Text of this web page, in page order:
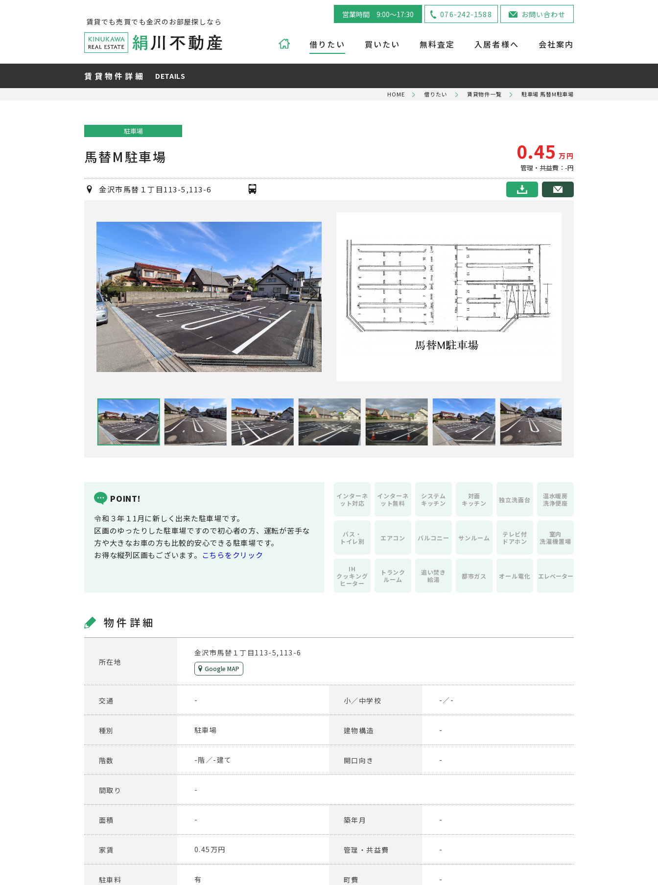
賃貸でも売買でも金沢のお部屋探しなら
借りたい 買いたい 無料査定 入居者様へ 会社案内
営業時間 9:00～17:30 076-242-1588 お問い合わせ
賃貸物件詳細 DETAILS
HOME 借りたい 賃貸物件一覧 駐車場 馬替M駐車場
馬替M駐車場
駐車場
0.45 万円
管理・共益費：-円
金沢市馬替１丁目113-5,113-6
POINT!
令和３年１1月に新しく出来た駐車場です。
区画のゆったりした駐車場ですので初心者の方、運転が苦手な
方や大きなお車の方も比較的安心できる駐車場です。
お得な縦列区画もございます。 こちらをクリック
インターネ
ット対応
インターネ
ット無料
システム
キッチン
対面
キッチン
独立洗面台
温水暖房
洗浄便座
バス・
トイレ別
エアコン バルコニー サンルーム
テレビ付
ドアホン
室内
洗濯機置場
IH
クッキング
ヒーター
トランク
ルーム
追い焚き
給湯
都市ガス オール電化 エレベーター
物件詳細
所在地
金沢市馬替１丁目113-5,113-6
Google MAP
交通 - 小／中学校 -／-
種別 駐車場 建物構造 -
階数 -階／-建て 開口向き -
間取り -
面積 - 築年月 -
家賃 0.45万円 管理・共益費 -
駐車料 有 町費 -